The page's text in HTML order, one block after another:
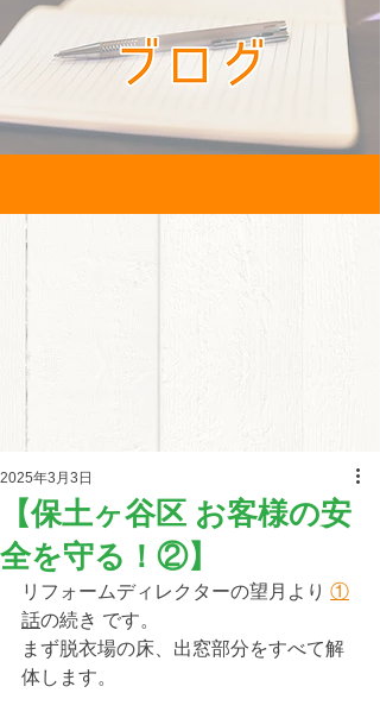
【保土ヶ谷区 お客様の安
全を守る！②】
2025年3月3日
リフォームディレクターの望月より ①
話の続き です。
まず脱衣場の床、出窓部分をすべて解
体します。